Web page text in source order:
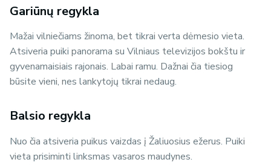
Gariūnų regykla
Mažai vilniečiams žinoma, bet tikrai verta dėmesio vieta.
Atsiveria puiki panorama su Vilniaus televizijos bokštu ir
gyvenamaisiais rajonais. Labai ramu. Dažnai čia tiesiog
būsite vieni, nes lankytojų tikrai nedaug.
Balsio regykla
Nuo čia atsiveria puikus vaizdas į Žaliuosius ežerus. Puiki
vieta prisiminti linksmas vasaros maudynes.